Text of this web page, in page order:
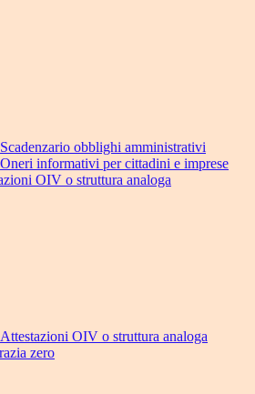
Scadenzario obblighi amministrativi
Oneri informativi per cittadini e imprese
OIV o struttura analoga
Attestazioni OIV o struttura analoga
zero